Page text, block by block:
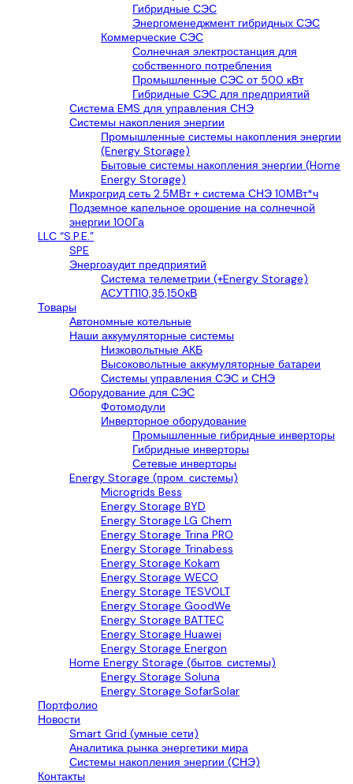
Гибридные СЭС
Энергоменеджмент гибридных СЭС
Коммерческие СЭС
Солнечная электростанция для
собственного потребления
Промышленные СЭС от 500 кВт
Гибридные СЭС для предприятий
Система EMS для управления СНЭ
Системы накопления энергии
Промышленные системы накопления энергии
(Energy Storage)
Бытовые системы накопления энергии (Home
Energy Storage)
Микрогрид сеть 2.5МВт + система СНЭ 10МВт*ч
Подземное капельное орошение на солнечной
энергии 100Га
LLС “S.P.E.”
SPE
Энергоаудит предприятий
Система телеметрии (+Energy Storage)
АСУТП10,35,150кВ
Товары
Автономные котельные
Наши аккумуляторные системы
Низковольтные АКБ
Высоковольтные аккумуляторные батареи
Системы управления СЭС и СНЭ
Оборудование для СЭС
Фотомодули
Инверторное оборудование
Промышленные гибридные инверторы
Гибридные инверторы
Сетевые инверторы
Energy Storage (пром. системы)
Microgrids Bess
Energy Storage BYD
Energy Storage LG Chem
Energy Storage Trina PRO
Energy Storage Trinabess
Energy Storage Kokam
Energy Storage WECO
Energy Storage TESVOLT
Energy Storage GoodWe
Energy Storage BATTEC
Energy Storage Huawei
Energy Storage Energon
Home Energy Storage (бытов. системы)
Energy Storage Soluna
Energy Storage SofarSolar
Портфолио
Новости
Smart Grid (умные сети)
Аналитика рынка энергетики мира
Системы накопления энергии (СНЭ)
Контакты